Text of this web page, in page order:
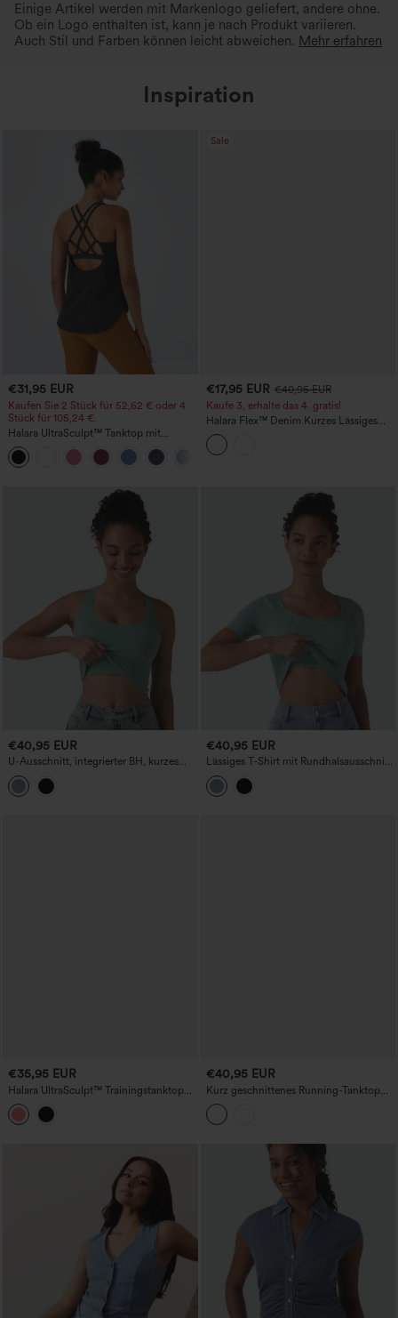
Einige Artikel werden mit Markenlogo geliefert, andere ohne.
Ob ein Logo enthalten ist, kann je nach Produkt variieren.
Auch Stil und Farben können leicht abweichen. Mehr erfahren
Inspiration
€31,95 EUR
Kaufen Sie 2 Stück für 52,62 € oder 4
Stück für 105,24 €.
Halara UltraSculpt™ Tanktop mit
Rundhalsausschnitt und
geschwungenem Saum
Sale
€17,95 EUR €40,95 EUR
Kaufe 3, erhalte das 4. gratis!
Halara Flex™ Denim Kurzes Lässiges
Trägertop
€40,95 EUR
U-Ausschnitt, integrierter BH, kurzes
lässiges Tanktop, Cup-Größen B-E
€40,95 EUR
Lässiges T-Shirt mit Rundhalsausschnitt,
kurzen Ärmeln und integriertem BH - für
Körbchengrößen B–E
€35,95 EUR
Halara UltraSculpt™ Trainingstanktop
mit integriertem BH, verstellbarer
Schnalle und überkreuzten,
rückenfreien Trägern
€40,95 EUR
Kurz geschnittenes Running-Tanktop
mit Rundhalsausschnitt, integriertem
BH, InstantCool‑Technologie, schnell
trocknend, mit Taschen – UPF50+